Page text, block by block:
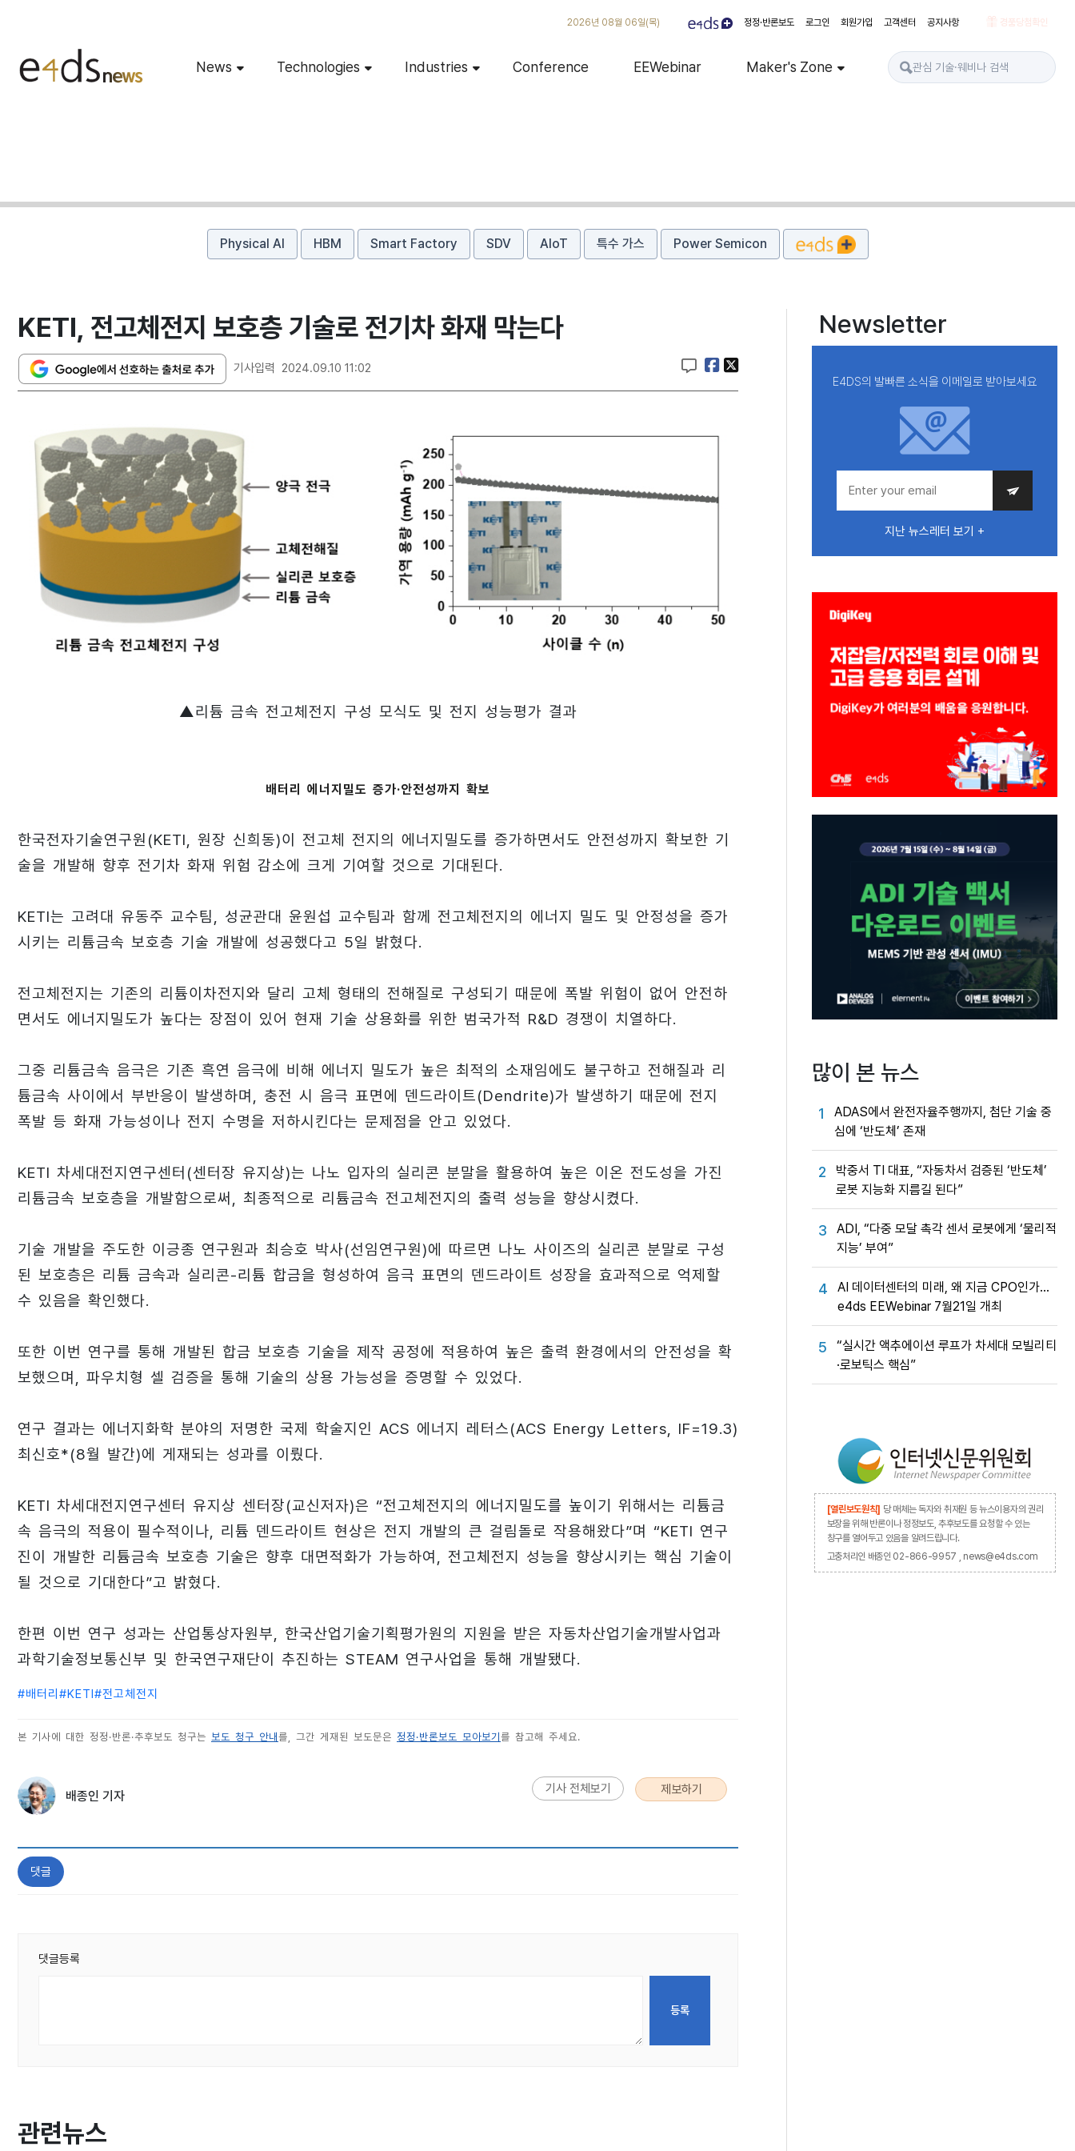
2026년 08월 06일(목) 정정·반론보도 로그인 회원가입 고객센터 공지사항 경품당첨확인
News Technologies Industries Conference EEWebinar Maker's Zone
Physical AI HBM Smart Factory SDV AIoT 특수 가스 Power Semicon
KETI, 전고체전지 보호층 기술로 전기차 화재 막는다
기사입력 2024.09.10 11:02
▲리튬 금속 전고체전지 구성 모식도 및 전지 성능평가 결과
배터리 에너지밀도 증가·안전성까지 확보
한국전자기술연구원(KETI, 원장 신희동)이 전고체 전지의 에너지밀도를 증가하면서도 안전성까지 확보한 기
술을 개발해 향후 전기차 화재 위험 감소에 크게 기여할 것으로 기대된다.
KETI는 고려대 유동주 교수팀, 성균관대 윤원섭 교수팀과 함께 전고체전지의 에너지 밀도 및 안정성을 증가
시키는 리튬금속 보호층 기술 개발에 성공했다고 5일 밝혔다.
전고체전지는 기존의 리튬이차전지와 달리 고체 형태의 전해질로 구성되기 때문에 폭발 위험이 없어 안전하
면서도 에너지밀도가 높다는 장점이 있어 현재 기술 상용화를 위한 범국가적 R&D 경쟁이 치열하다.
그중 리튬금속 음극은 기존 흑연 음극에 비해 에너지 밀도가 높은 최적의 소재임에도 불구하고 전해질과 리
튬금속 사이에서 부반응이 발생하며, 충전 시 음극 표면에 덴드라이트(Dendrite)가 발생하기 때문에 전지
폭발 등 화재 가능성이나 전지 수명을 저하시킨다는 문제점을 안고 있었다.
KETI 차세대전지연구센터(센터장 유지상)는 나노 입자의 실리콘 분말을 활용하여 높은 이온 전도성을 가진
리튬금속 보호층을 개발함으로써, 최종적으로 리튬금속 전고체전지의 출력 성능을 향상시켰다.
기술 개발을 주도한 이긍종 연구원과 최승호 박사(선임연구원)에 따르면 나노 사이즈의 실리콘 분말로 구성
된 보호층은 리튬 금속과 실리콘-리튬 합금을 형성하여 음극 표면의 덴드라이트 성장을 효과적으로 억제할
수 있음을 확인했다.
또한 이번 연구를 통해 개발된 합금 보호층 기술을 제작 공정에 적용하여 높은 출력 환경에서의 안전성을 확
보했으며, 파우치형 셀 검증을 통해 기술의 상용 가능성을 증명할 수 있었다.
연구 결과는 에너지화학 분야의 저명한 국제 학술지인 ACS 에너지 레터스(ACS Energy Letters, IF=19.3)
최신호*(8월 발간)에 게재되는 성과를 이뤘다.
KETI 차세대전지연구센터 유지상 센터장(교신저자)은 “전고체전지의 에너지밀도를 높이기 위해서는 리튬금
속 음극의 적용이 필수적이나, 리튬 덴드라이트 현상은 전지 개발의 큰 걸림돌로 작용해왔다”며 “KETI 연구
진이 개발한 리튬금속 보호층 기술은 향후 대면적화가 가능하여, 전고체전지 성능을 향상시키는 핵심 기술이
될 것으로 기대한다”고 밝혔다.
한편 이번 연구 성과는 산업통상자원부, 한국산업기술기획평가원의 지원을 받은 자동차산업기술개발사업과
과학기술정보통신부 및 한국연구재단이 추진하는 STEAM 연구사업을 통해 개발됐다.
#배터리 #KETI#전고체전지
본 기사에 대한 정정·반론·추후보도 청구는 보도 청구 안내 를, 그간 게재된 보도문은 정정·반론보도 모아보기 를 참고해 주세요.
배종인 기자 기사 전체보기 제보하기
댓글
댓글등록
관련뉴스
Newsletter
E4DS의 발빠른 소식을 이메일로 받아보세요
지난 뉴스레터 보기 +
많이 본 뉴스
1
ADAS에서 완전자율주행까지, 첨단 기술 중
심에 ‘반도체’ 존재
2
박중서 TI 대표, “자동차서 검증된 ‘반도체’
로봇 지능화 지름길 된다”
3
ADI, “다중 모달 촉각 센서 로봇에게 ‘물리적
지능’ 부여”
4
AI 데이터센터의 미래, 왜 지금 CPO인가…
e4ds EEWebinar 7월21일 개최
5
“실시간 액추에이션 루프가 차세대 모빌리티
·로보틱스 핵심”
[열린보도원칙] 당 매체는 독자와 취재원 등 뉴스이용자의 권리
보장을 위해 반론이나 정정보도, 추후보도를 요청할 수 있는
창구를 열어두고 있음을 알려드립니다.
고충처리인 배종인 02-866-9957 , news@e4ds.com